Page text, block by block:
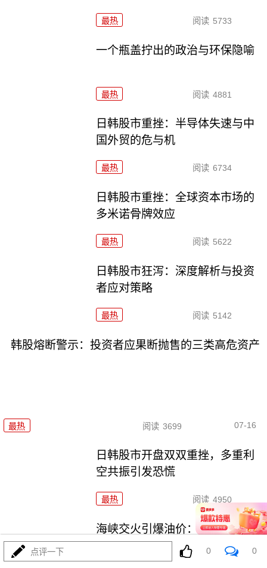
最热 阅读 5733
一个瓶盖拧出的政治与环保隐喻
最热 阅读 4881
日韩股市重挫：半导体失速与中
国外贸的危与机
最热 阅读 6734
日韩股市重挫：全球资本市场的
多米诺骨牌效应
最热 阅读 5622
日韩股市狂泻：深度解析与投资
者应对策略
最热 阅读 5142
韩股熔断警示：投资者应果断抛售的三类高危资产
最热 阅读 3699 07-16
日韩股市开盘双双重挫，多重利
空共振引发恐慌
最热 阅读 4950
海峡交火引爆油价：全球能源市
场的深度震荡
点评一下 0 0